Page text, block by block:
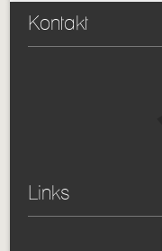
Kontakt
Links